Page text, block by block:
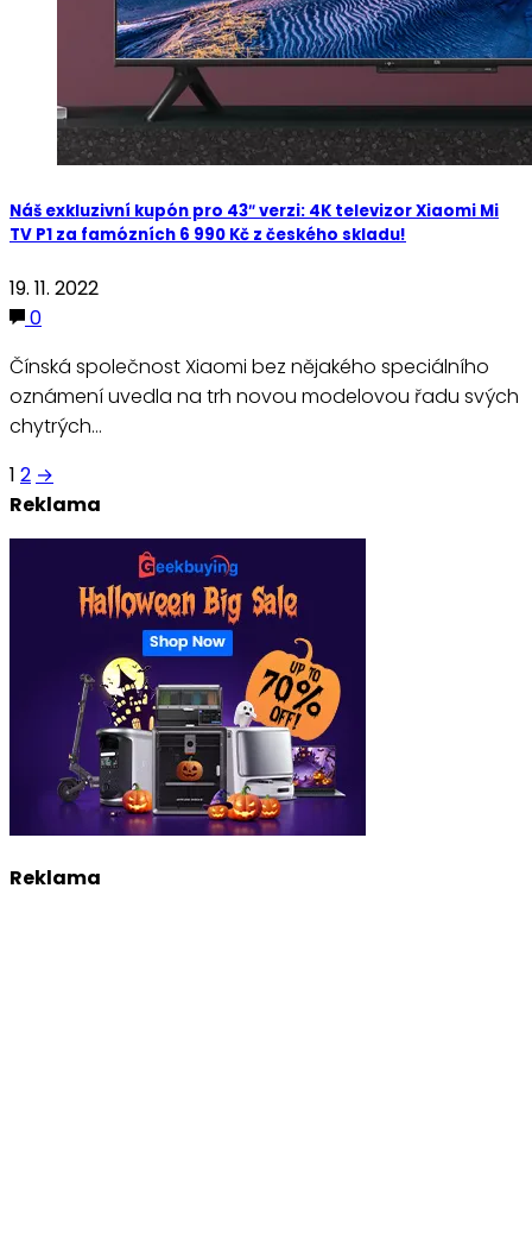
Náš exkluzivní kupón pro 43″ verzi: 4K televizor Xiaomi Mi
TV P1 za famózních 6 990 Kč z českého skladu!
19. 11. 2022
0
Čínská společnost Xiaomi bez nějakého speciálního
oznámení uvedla na trh novou modelovou řadu svých
chytrých…
Stránkování
příspěvků
1 2 →
Reklama
Reklama